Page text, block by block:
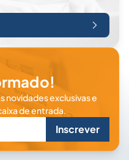
novidades exclusivas e
de entrada.
Inscrever